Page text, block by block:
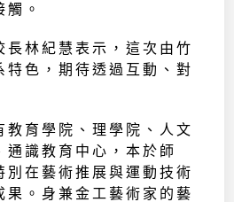
。
長林紀慧表示，這次由竹
特色，期待透過互動、對
教育學院、理學院、人文
通識教育中心，本於師
別在藝術推展與運動技術
果。身兼金工藝術家的藝